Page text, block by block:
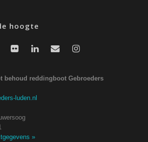
hoogte
behoud reddingboot Gebroeders
luden.nl
»